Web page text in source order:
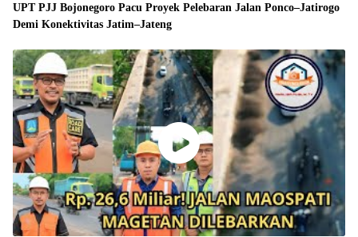
UPT PJJ Bojonegoro Pacu Proyek Pelebaran Jalan Ponco–Jatirogo
Demi Konektivitas Jatim–Jateng